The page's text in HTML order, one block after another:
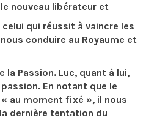
nouveau libérateur et
qui réussit à vaincre les
conduire au Royaume et
la Passion. Luc, quant à lui,
En notant que le
au moment fixé », il nous
dernière tentation du